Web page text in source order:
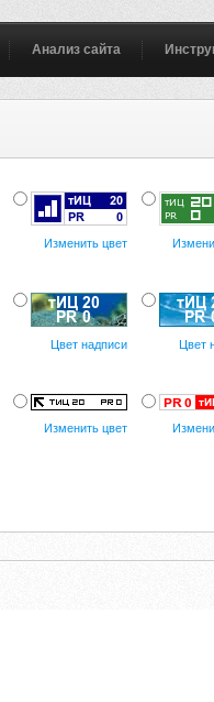
Анализ сайта
Изменить цвет
Цвет надписи Цвет
Изменить цвет